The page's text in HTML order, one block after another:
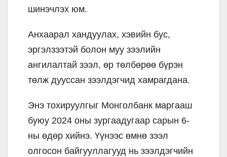
шинэчлэх юм.
Анхаарал хандуулах, хэвийн бус,
эргэлзээтэй болон муу зээлийн
ангилалтай зээл, өр төлбөрөө бүрэн
төлж дууссан зээлдэгчид хамрагдана.
Энэ тохируулгыг Монголбанк маргааш
буюу 2024 оны зургаадугаар сарын 6-
ны өдөр хийнэ. Үүнээс өмнө зээл
олгосон байгууллагууд нь зээлдэгчийн